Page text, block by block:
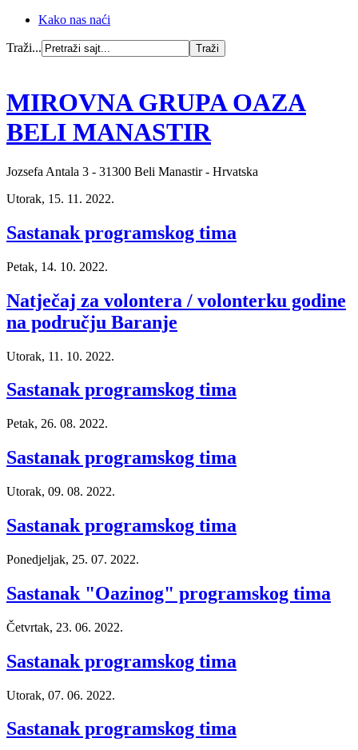
Kako nas naći
Traži...
MIROVNA GRUPA OAZA
BELI MANASTIR
Jozsefa Antala 3 - 31300 Beli Manastir - Hrvatska
Utorak, 15. 11. 2022.
Sastanak programskog tima
Petak, 14. 10. 2022.
Natječaj za volontera / volonterku godine
na području Baranje
Utorak, 11. 10. 2022.
Sastanak programskog tima
Petak, 26. 08. 2022.
Sastanak programskog tima
Utorak, 09. 08. 2022.
Sastanak programskog tima
Ponedjeljak, 25. 07. 2022.
Sastanak "Oazinog" programskog tima
Četvrtak, 23. 06. 2022.
Sastanak programskog tima
Utorak, 07. 06. 2022.
Sastanak programskog tima